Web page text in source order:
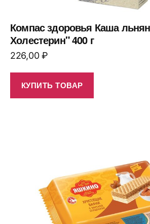
Компас здоровья Каша
Холестерин" 400 г
226,00₽
КУПИТЬ ТОВАР